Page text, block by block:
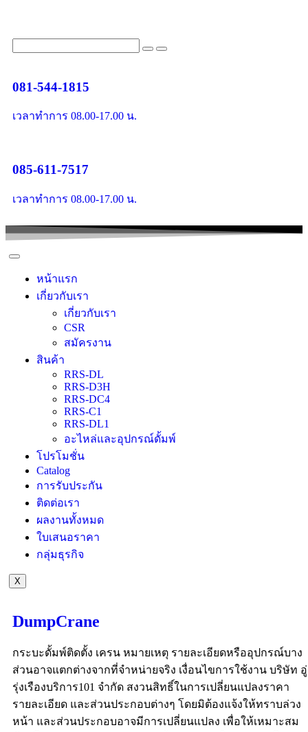
081-544-1815
เวลาทำการ 08.00-17.00 น.
085-611-7517
เวลาทำการ 08.00-17.00 น.
หน้าแรก
เกี่ยวกับเรา
เกี่ยวกับเรา
CSR
สมัครงาน
สินค้า
RRS-DL
RRS-D3H
RRS-DC4
RRS-C1
RRS-DL1
อะไหล่และอุปกรณ์ดั้มพ์
โปรโมชั่น
Catalog
การรับประกัน
ติดต่อเรา
ผลงานทั้งหมด
ใบเสนอราคา
กลุ่มธุรกิจ
X
DumpCrane
กระบะดั้มพ์ติดตั้ง เครน หมายเหตุ รายละเอียดหรืออุปกรณ์บาง
ส่วนอาจแตกต่างจากที่จำหน่ายจริง เงื่อนไขการใช้งาน บริษัท อู่
รุ่งเรืองบริการ101 จำกัด สงวนสิทธิ์ในการเปลี่ยนแปลงราคา
รายละเอียด และส่วนประกอบต่างๆ โดยมิต้องแจ้งให้ทราบล่วง
หน้า และส่วนประกอบอาจมีการเปลี่ยนแปลง เพื่อให้เหมาะสม